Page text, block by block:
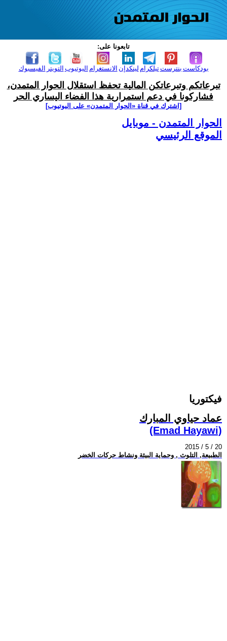
تابعونا على:
الفيسبوك التويتر اليوتيوب الانستغرام لينكدإن تيلكرامبنترست بودكاست
تبرعاتكم وتبرعاتكن المالية تحفظ استقلال الحوار المتمدن،
فشاركونا في دعم استمرارية هذا الفضاء اليساري الحر
[اشترك في قناة ‫«الحوار المتمدن» على اليوتيوب]
الحوار المتمدن - موبايل
الموقع الرئيسي
فيكتوريا
عماد حياوي المبارك
(Emad Hayawi)
2015 / 5 / 20
الطبيعة, التلوث , وحماية البيئة ونشاط حركات الخضر